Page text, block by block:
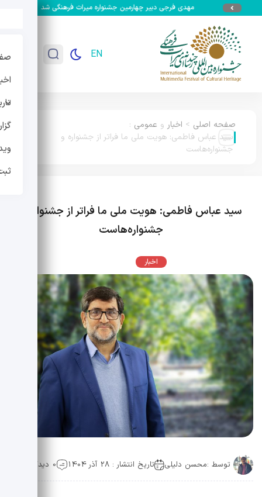
مهدی فرجی دبیر چهارمین جشنواره میراث فرهنگی شد
EN
صفحه اصلی > اخبار و عمومی :
سید عباس فاطمی: هویت ملی ما فراتر از جشنواره و
جشنواره‌هاست
سید عباس فاطمی: هویت ملی ما فراتر از جشنواره و
جشنواره‌هاست
اخبار
توسط :محسن دلیلی تاریخ انتشار : 28 آذر 1404 0 دیدگاه